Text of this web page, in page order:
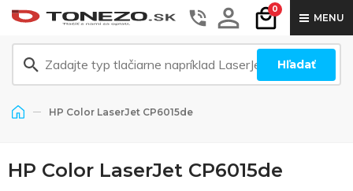
0
MENU
Hľadať
HP Color LaserJet CP6015de
HP Color LaserJet CP6015de